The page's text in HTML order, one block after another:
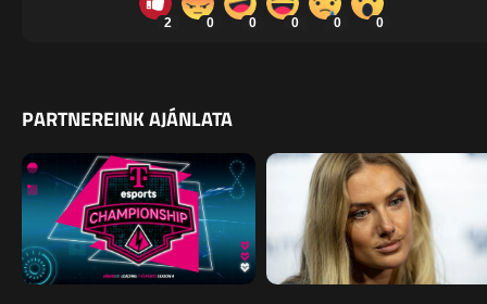
2 0 0 0 0 0
PARTNEREINK AJÁNLATA